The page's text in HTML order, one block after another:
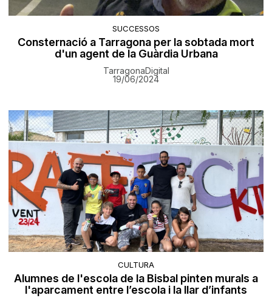
SUCCESSOS
Consternació a Tarragona per la sobtada mort
d'un agent de la Guàrdia Urbana
TarragonaDigital
19/06/2024
CULTURA
Alumnes de l'escola de la Bisbal pinten murals a
l'aparcament entre l’escola i la llar d’infants